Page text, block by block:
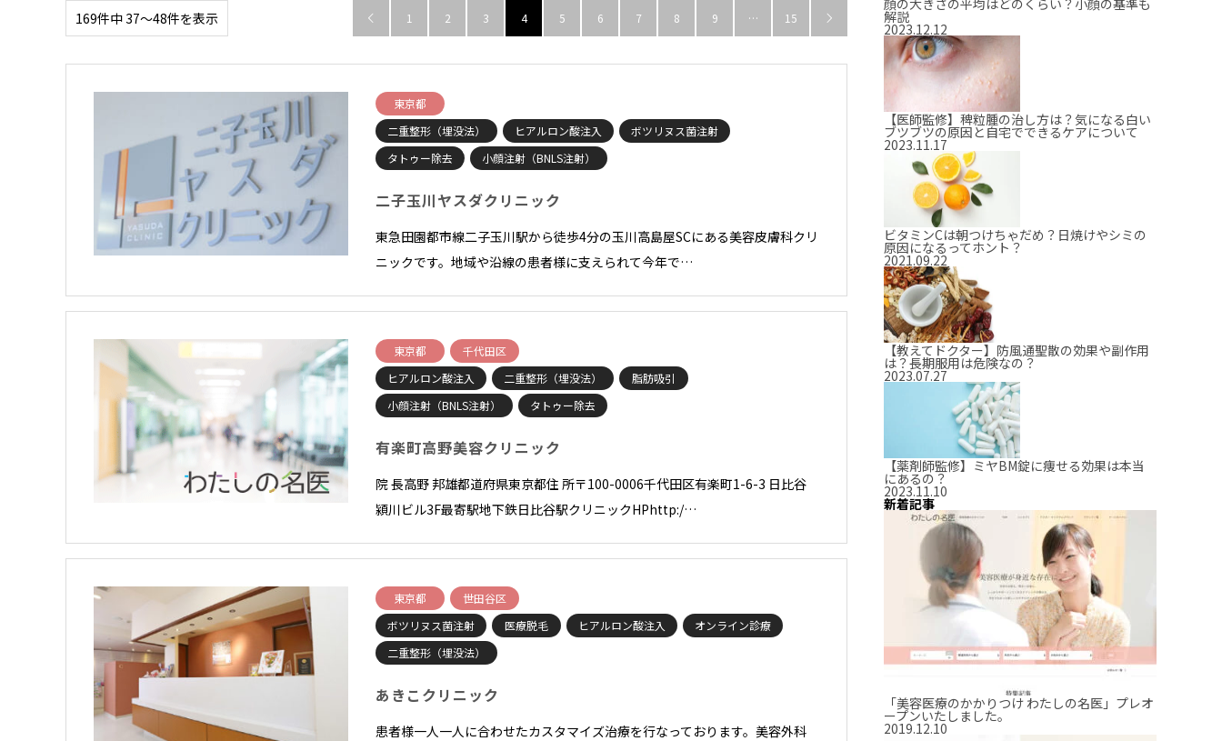
169件中 37〜48件を表示  1 2 3 4 5 6 7 8 9 … 15 
東京都
二重整形（埋没法）
ヒアルロン酸注入
ボツリヌス菌注射
タトゥー除去
小顔注射（BNLS注射）
二子玉川ヤスダクリニック
東急田園都市線二子玉川駅から徒歩4分の玉川高島屋SCにある美容皮膚科クリ
ニックです。地域や沿線の患者様に支えられて今年で…
東京都
千代田区
ヒアルロン酸注入
二重整形（埋没法）
脂肪吸引
小顔注射（BNLS注射）
タトゥー除去
有楽町高野美容クリニック
院 長高野 邦雄都道府県東京都住 所〒100-0006千代田区有楽町1-6-3 日比谷
潁川ビル3F最寄駅地下鉄日比谷駅クリニックHPhttp:/…
東京都
世田谷区
ボツリヌス菌注射
医療脱毛 ヒアルロン酸注入
オンライン診療
二重整形（埋没法）
あきこクリニック
患者様一人一人に合わせたカスタマイズ治療を行なっております。美容外科
顔の大きさの平均はどのくらい？小顔の基準も
解説
2023.12.12
【医師監修】稗粒腫の治し方は？気になる白い
ブツブツの原因と自宅でできるケアについて
2023.11.17
ビタミンCは朝つけちゃだめ？日焼けやシミの
原因になるってホント？
2021.09.22
【教えてドクター】防風通聖散の効果や副作用
は？長期服用は危険なの？
2023.07.27
【薬剤師監修】ミヤBM錠に痩せる効果は本当
にあるの？
2023.11.10
新着記事
「美容医療のかかりつけ わたしの名医」プレオ
ープンいたしました。
2019.12.10